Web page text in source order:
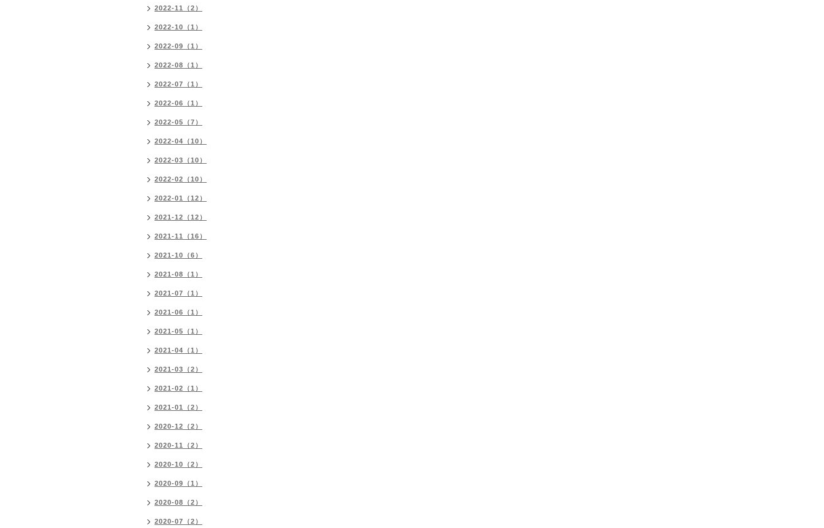
2022-11（2）
2022-10（1）
2022-09（1）
2022-08（1）
2022-07（1）
2022-06（1）
2022-05（7）
2022-04（10）
2022-03（10）
2022-02（10）
2022-01（12）
2021-12（12）
2021-11（16）
2021-10（6）
2021-08（1）
2021-07（1）
2021-06（1）
2021-05（1）
2021-04（1）
2021-03（2）
2021-02（1）
2021-01（2）
2020-12（2）
2020-11（2）
2020-10（2）
2020-09（1）
2020-08（2）
2020-07（2）